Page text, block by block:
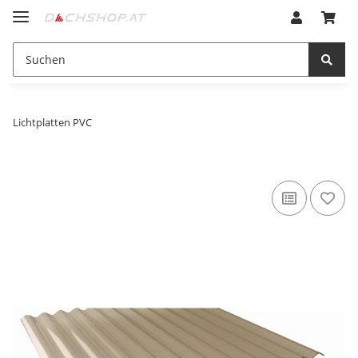
Lichtplatten PVC